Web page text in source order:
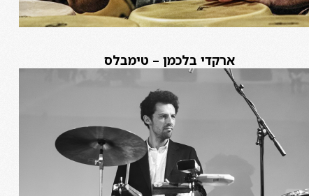
ארקדי בלכמן – טימבלס